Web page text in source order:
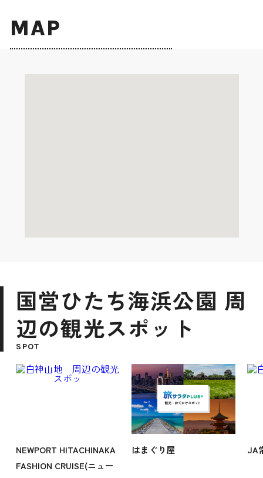
MAP
国営ひたち海浜公園 周
辺の観光スポット
SPOT
NEWPORT HITACHINAKA
FASHION CRUISE(ニュー
はまぐり屋 JA